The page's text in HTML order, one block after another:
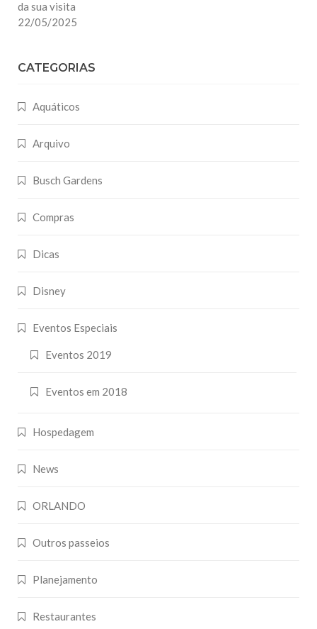
da sua visita
22/05/2025
CATEGORIAS
Aquáticos
Arquivo
Busch Gardens
Compras
Dicas
Disney
Eventos Especiais
Eventos 2019
Eventos em 2018
Hospedagem
News
ORLANDO
Outros passeios
Planejamento
Restaurantes